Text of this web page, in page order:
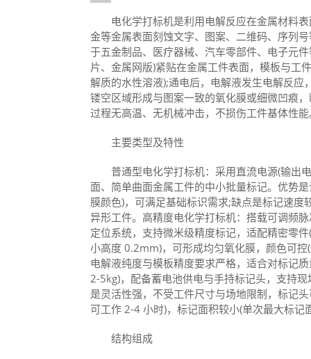
电化学打标机是利用电解反应在金属材料表
金等金属表面刻蚀文字、图案、二维码、序列
于五金制品、医疗器械、汽车零部件、电子元
片、金属网版)紧贴在金属工件表面，模板与工
解质的水性溶液);通电后，电解液发生电解反
镂空区域形成与图案一致的氧化膜或细微凹痕
过程无高温、无机械冲击，不损伤工件基体性
主要类型及特性
普通型电化学打标机：采用直流电源(输出
面、简单曲面金属工件的中小批量标记。优势
膜颜色)，可满足基础标识需求;缺点是标记速
异形工件。高精度电化学打标机：搭载可调频
定位系统，支持微米级精度标记，适配精密零
小高度 0.2mm)，可形成均匀氧化膜，颜色可
电解液纯度与模板精度要求严格，适合对标记
2-5kg)，配备蓄电池供电与手持标记头，支持
是灵活性强，不受工件尺寸与场地限制，标记
可工作 2-4 小时)，标记面积较小(单次最大标
结构组成